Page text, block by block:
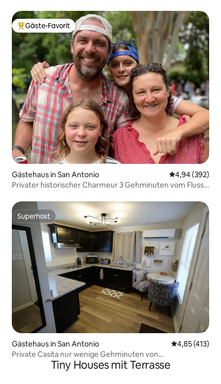
Beliebter Gäste-Favorit.
Gäste-Favorit
Gästehaus in San Antonio
4,94 (392)
Privater historischer Charmeur 3 Gehminuten vom Fluss
Superhost
Superhost
Gästehaus in San Antonio
4,85 (413)
Private Casita nur wenige Gehminuten von
Pearl/Downtown entfernt
Tiny Houses mit Terrasse